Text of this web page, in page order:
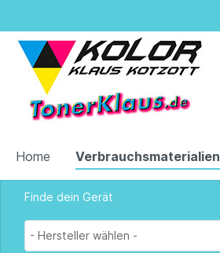
Home Verbrauchsmaterialien
Finde dein Gerät
- Hersteller wählen -